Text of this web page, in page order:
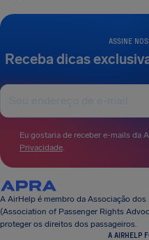
ASSINE
Receba dicas
Eu gostaria de receber e-mails da
Privacidade
A AirHelp é membro da Associação
(Association of Passenger Rights
proteger os direitos dos passageiros.
A AIRHELP